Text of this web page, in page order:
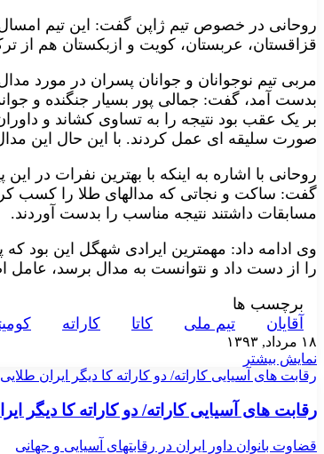
روحانی در خصوص تیم ژاپن گفت: این تیم
قزاقستان، عربستان، کویت و ازبکستان هم از
مربی تیم نوجوانان و جوانان پسران در مورد
بر یک عقب بود نتیجه را به تساوی کشاند و داوران
صورت سلیقه ای عمل کردند. با این حال این
روحانی با اشاره به اینکه با بهترین نفرات در
گفت: ساکت و نجاتی که مدالهای طلا را کسب
مسابقات داشتند نتیجه مناسب را بدست آوردند.
وی ادامه داد: مهمترین ایرادی شهگل این بود که
را از دست داد و نتوانست به مدال برسد، عامل
برچسب ها
آقايان
تيم ملی کاتا کاراته
۱۸ مرداد, ۱۳۹۳
نمایش بیشتر
رقابت های آسیایی کاراته/ دو کاراته کا دیگر ایران
رقابت های آسیایی کاراته/ دو کاراته کا دیگر
قضاوت بانوان داور ایران در رقابتهای آسیایی و جهانی